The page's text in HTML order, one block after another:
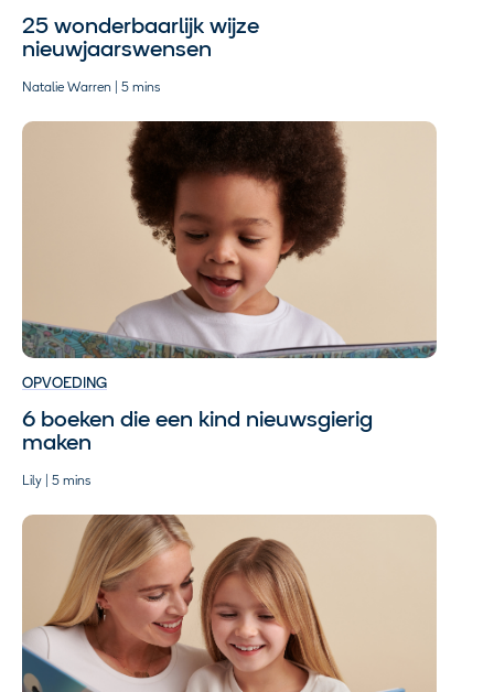
25 wonderbaarlijk wijze
nieuwjaarswensen
Natalie Warren | 5 mins
OPVOEDING
6 boeken die een kind nieuwsgierig
maken
Lily | 5 mins